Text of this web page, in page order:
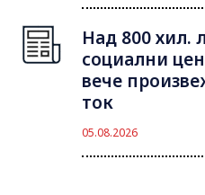
Над 800 хил.
социални
вече
ток
05.08.2026